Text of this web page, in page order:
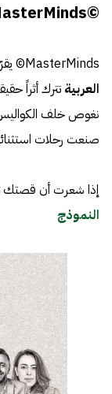
©MasterMinds - ماستر مايندز
MasterMinds© يقرّبك وجهاً لوجه من
العربية تترك أثراً
نغوص خلف الكواليس
صنعت رحلات
إذا شعرت أن قصتك
النموذج